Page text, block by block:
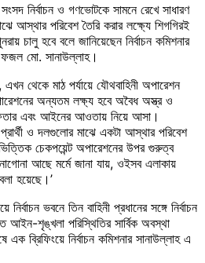
নির্বাচন ও গণভোটকে সামনে রেখে সাধারণ
আস্থার পরিবেশ তৈরি করার লক্ষ্যে শিগগিরই
চালু হবে বলে জানিয়েছেন নির্বাচন কমিশনার
মো. সানাউল্লাহ।
এখন থেকে মাঠ পর্যায়ে যৌথবাহিনী অপারেশন
অন্যতম লক্ষ্য হবে অবৈধ অস্ত্র ও
এবং আইনের আওতায় নিয়ে আসা।
প্রার্থী ও দলগুলোর মাঝে একটা আস্থার পরিবেশ
চেকপয়েন্ট অপারেশনের উপর গুরুত্ব
আছে মর্মে জানা যায়, ওইসব এলাকায়
হয়েছে।’
ভবনে তিন বাহিনী প্রধানের সঙ্গে নির্বাচন
আইন-শৃঙ্খলা পরিস্থিতির সার্বিক অবস্থা
এক ব্রিফিংয়ে নির্বাচন কমিশনার সানাউল্লাহ এ